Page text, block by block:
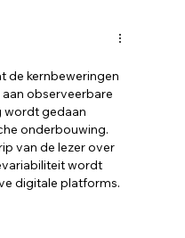
de kernbeweringen
observeerbare
wordt gedaan
onderbouwing.
van de lezer over
wordt
digitale platforms.